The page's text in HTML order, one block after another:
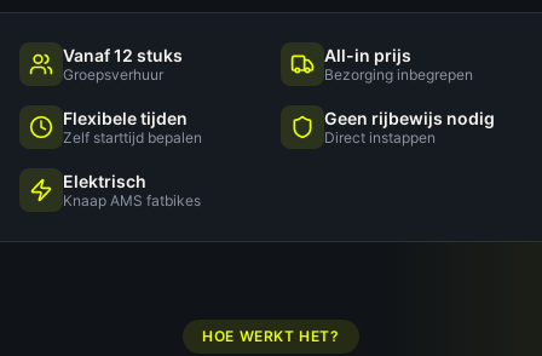
Vanaf 12 stuks
Groepsverhuur
All-in prijs
Bezorging inbegrepen
Flexibele tijden
Zelf starttijd bepalen
Geen rijbewijs nodig
Direct instappen
Elektrisch
Knaap AMS fatbikes
HOE WERKT HET?